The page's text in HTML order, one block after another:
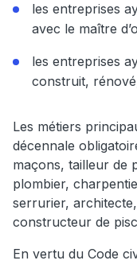
les entreprises
avec le maître
les entreprises
construit,
Les métiers
décennale
maçons, tailleur de
plombier,
serrurier,
constructeur de
En vertu du Code